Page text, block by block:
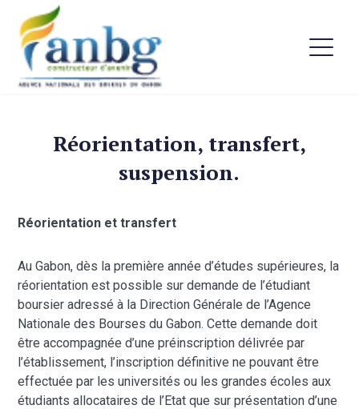
Réorientation, transfert,
suspension.
Réorientation et transfert
Au Gabon, dès la première année d’études supérieures, la
réorientation est possible sur demande de l’étudiant
boursier adressé à la Direction Générale de l’Agence
Nationale des Bourses du Gabon. Cette demande doit
être accompagnée d’une préinscription délivrée par
l’établissement, l’inscription définitive ne pouvant être
effectuée par les universités ou les grandes écoles aux
étudiants allocataires de l’Etat que sur présentation d’une